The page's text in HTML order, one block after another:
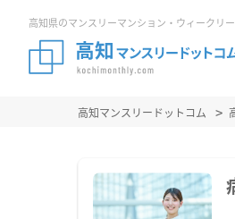
高知県のマンスリーマンション・ウィークリ
高知マンスリードットコム